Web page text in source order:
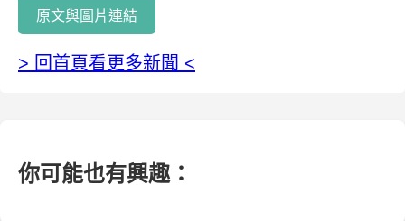
原文與圖片連結
> 回首頁看更多新聞 <
你可能也有興趣：